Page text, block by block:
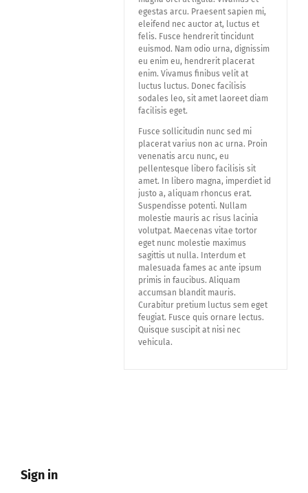
egestas arcu. Praesent sapien mi,
eleifend nec auctor at, luctus et
felis. Fusce hendrerit tincidunt
euismod. Nam odio urna, dignissim
eu enim eu, hendrerit placerat
enim. Vivamus finibus velit at
luctus luctus. Donec facilisis
sodales leo, sit amet laoreet diam
facilisis eget.
Fusce sollicitudin nunc sed mi
placerat varius non ac urna. Proin
venenatis arcu nunc, eu
pellentesque libero facilisis sit
amet. In libero magna, imperdiet id
justo a, aliquam rhoncus erat.
Suspendisse potenti. Nullam
molestie mauris ac risus lacinia
volutpat. Maecenas vitae tortor
eget nunc molestie maximus
sagittis ut nulla. Interdum et
malesuada fames ac ante ipsum
primis in faucibus. Aliquam
accumsan blandit mauris.
Curabitur pretium luctus sem eget
feugiat. Fusce quis ornare lectus.
Quisque suscipit at nisi nec
vehicula.
Sign in